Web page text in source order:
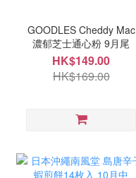
GOODLES Cheddy Mac
濃郁芝士通心粉 9月尾
HK$149.00
HK$169.00